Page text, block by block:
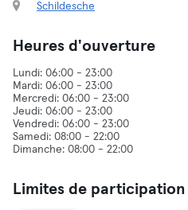
Schildesche
Heures d'ouverture
Lundi: 06:00 - 23:00
Mardi: 06:00 - 23:00
Mercredi: 06:00 - 23:00
Jeudi: 06:00 - 23:00
Vendredi: 06:00 - 23:00
Samedi: 08:00 - 22:00
Limites de participation